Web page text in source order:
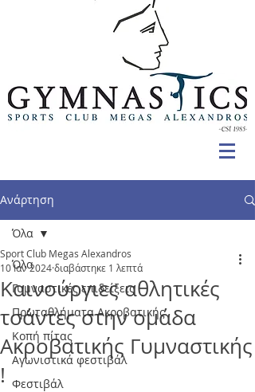
Ανάρτηση
Όλα
Γυμναστικές επιδείξεις
Πρωταθλήματα Ακροβατικής
Κοπή πίτας
Αγωνιστικά φεστιβάλ
Φεστιβάλ
Όλα
Καινούργιες αθλητικές
τσάντες στην ομάδα
Ακροβατικής Γυμναστικής
!
Sport Club Megas Alexandros
10 Ιαν 2024διαβάστηκε 1 λεπτά